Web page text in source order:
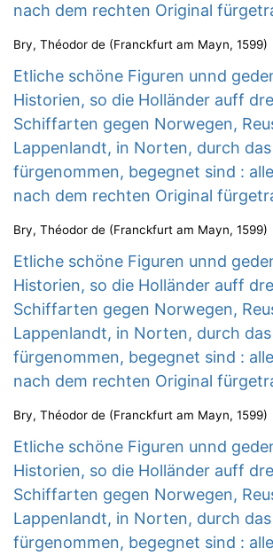
nach dem rechten Original
Bry, Théodor de (Franckfurt am Mayn, 1599)
Etliche schöne Figuren unnd
Historien, so die Holländer auff
Schiffarten gegen Norwegen,
Lappenlandt, in Norten, durch
fürgenommen, begegnet sind :
nach dem rechten Original
Bry, Théodor de (Franckfurt am Mayn, 1599)
Etliche schöne Figuren unnd
Historien, so die Holländer auff
Schiffarten gegen Norwegen,
Lappenlandt, in Norten, durch
fürgenommen, begegnet sind :
nach dem rechten Original
Bry, Théodor de (Franckfurt am Mayn, 1599)
Etliche schöne Figuren unnd
Historien, so die Holländer auff
Schiffarten gegen Norwegen,
Lappenlandt, in Norten, durch
fürgenommen, begegnet sind :